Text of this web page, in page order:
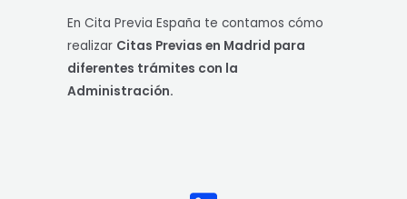
En Cita Previa España te contamos cómo
realizar Citas Previas en Madrid para
diferentes trámites con la
Administración.